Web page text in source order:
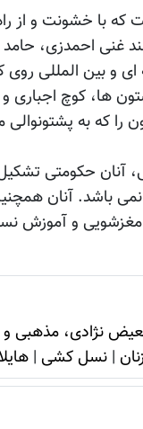
با خشونت و از راه
غنی احمدزی،
ای و بین المللی
ها، کوچ
را که به
آنان حکومتی
آنان همچنین
و آموزش
نژادی، مذهبی
| نسل کشی |